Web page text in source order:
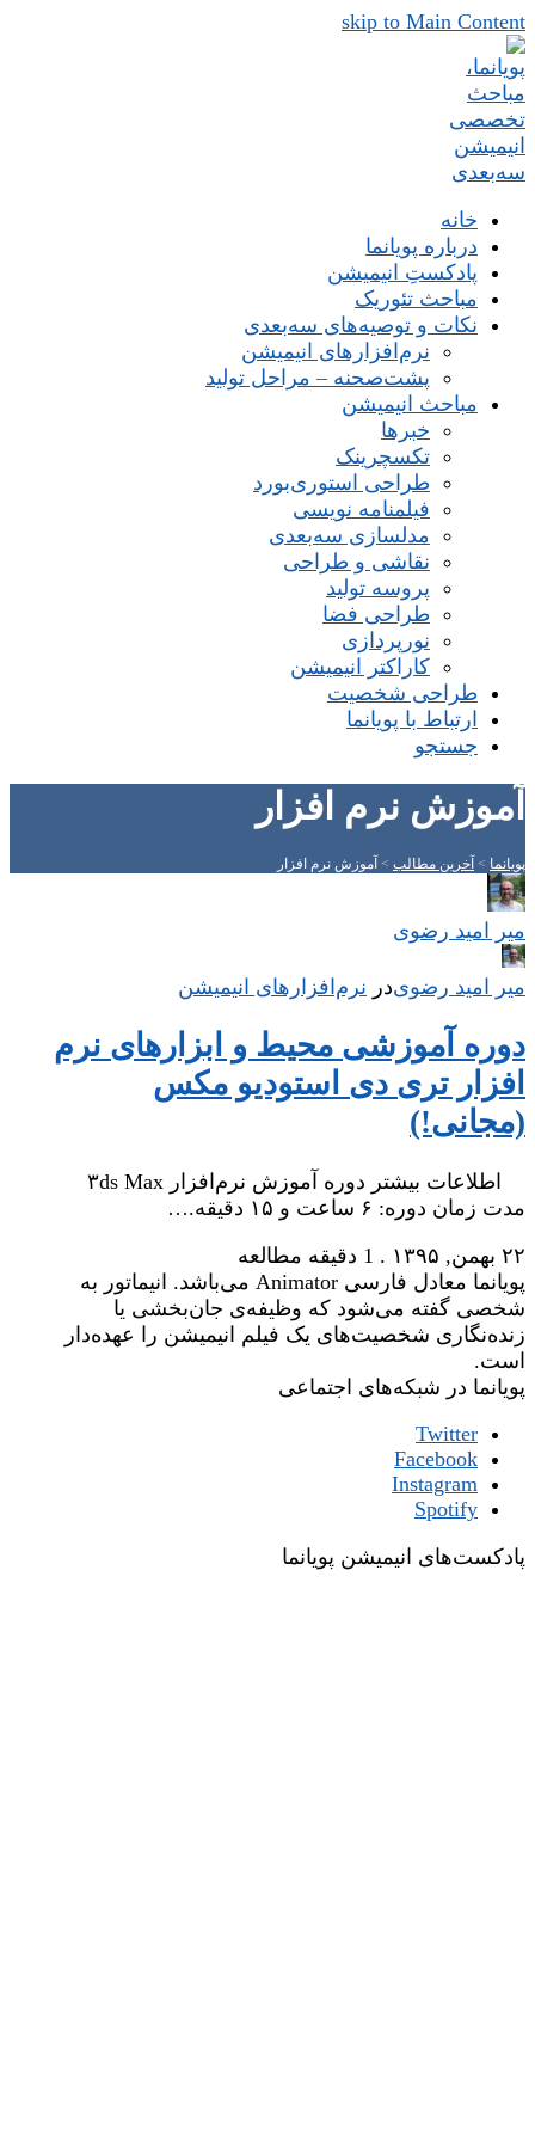
skip to Main Content
خانه
درباره پویانما
پادکستِ انیمیشن
مباحث تئوریک
نکات و توصیه‌های‌ سه‌بعدی
نرم‌افزارهای انیمیشن
پشت‌صحنه – مراحل تولید
مباحث انیمیشن
خبرها
تکسچرینک
طراحی استوری‌بورد
فیلمنامه نویسی
مدلسازی سه‌بعدی
نقاشی و طراحی
پروسه تولید
طراحی فضا
نورپردازی
کاراکتر انیمیشن
طراحی شخصیت
ارتباط با پویانما
جستجو
آموزش نرم افزار
پویانما > آخرین مطالب > آموزش نرم افزار
میر امید رضوی
میر امید رضویدر نرم‌افزارهای انیمیشن
دوره آموزشی محیط و ابزارهای نرم
افزار تری دی استودیو مکس
(مجانی!)
اطلاعات بیشتر دوره آموزش نرم‌افزار ۳ds Max
مدت زمان دوره: ۶ ساعت و ۱۵ دقیقه.…
۲۲ بهمن, ۱۳۹۵
. 1 دقیقه مطالعه
پویانما معادل فارسی Animator می‌باشد. انیماتور به
شخصی گفته می‌شود که وظیفه‌ی جان‌بخشی یا
زنده‌نگاری شخصیت‌های یک فیلم انیمیشن را عهده‌دار
است.
پویانما در شبکه‌های اجتماعی
Twitter
Facebook
Instagram
Spotify
پادکست‌های انیمیشن پویانما